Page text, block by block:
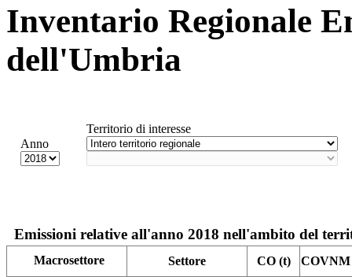
Inventario Regionale
dell'Umbria
Anno
Territorio di interesse
Emissioni relative all'anno 2018 nell'ambito del
Macrosettore Settore CO (t)
COVNM